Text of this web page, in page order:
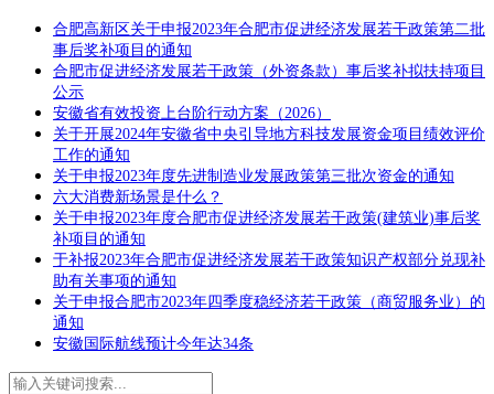
合肥高新区关于申报2023年合肥市促进经济发展若干政策第二批
事后奖补项目的通知
合肥市促进经济发展若干政策（外资条款）事后奖补拟扶持项目
公示
安徽省有效投资上台阶行动方案（2026）
关于开展2024年安徽省中央引导地方科技发展资金项目绩效评价
工作的通知
关于申报2023年度先进制造业发展政策第三批次资金的通知
六大消费新场景是什么？
关于申报2023年度合肥市促进经济发展若干政策(建筑业)事后奖
补项目的通知
于补报2023年合肥市促进经济发展若干政策知识产权部分兑现补
助有关事项的通知
关于申报合肥市2023年四季度稳经济若干政策（商贸服务业）的
通知
安徽国际航线预计今年达34条